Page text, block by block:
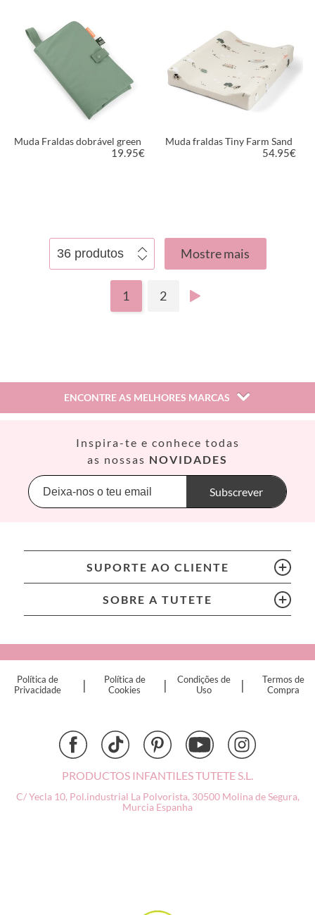
Muda Fraldas dobrável green
19.95€
Muda fraldas Tiny Farm Sand
54.95€
Mostre mais
1 2
ENCONTRE AS MELHORES MARCAS
Banwood
BIBS
Cristina de Jos'h
Djeco
Inspira-te e conhece todas
as nossas NOVIDADES
Subscrever
SUPORTE AO CLIENTE
SOBRE A TUTETE
Política de
Privacidade
|
Política de
Cookies
|
Condições de
Uso
|
Termos de
Compra
PRODUCTOS INFANTILES TUTETE S.L.
C/ Yecla 10, Pol.industrial La Polvorista, 30500 Molina de Segura,
Murcia Espanha